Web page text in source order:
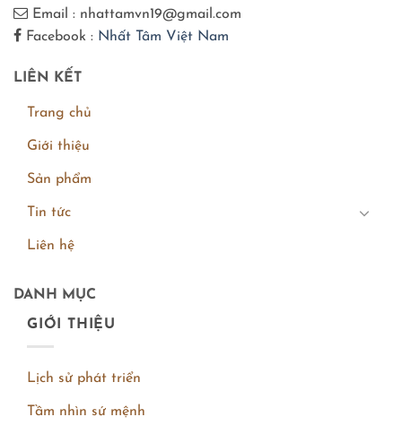
Email : nhattamvn19@gmail.com
Facebook : Nhất Tâm Việt Nam
LIÊN KẾT
Trang chủ
Giới thiệu
Sản phẩm
Tin tức
Liên hệ
DANH MỤC
GIỚI THIỆU
Lịch sử phát triển
Tầm nhìn sứ mệnh